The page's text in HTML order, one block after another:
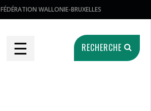
FÉDÉRATION WALLONIE-BRUXELLES
☰ RECHERCHE